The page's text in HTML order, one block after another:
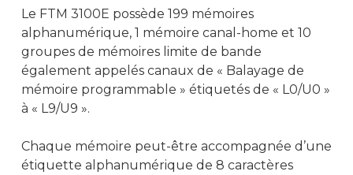
Le FTM 3100E possède 199 mémoires
alphanumérique, 1 mémoire canal-home et 10
groupes de mémoires limite de bande
également appelés canaux de « Balayage de
mémoire programmable » étiquetés de « L0/U0 »
à « L9/U9 ».
Chaque mémoire peut-être accompagnée d’une
étiquette alphanumérique de 8 caractères
DM-4600e
SLR-1000
SLR-5500